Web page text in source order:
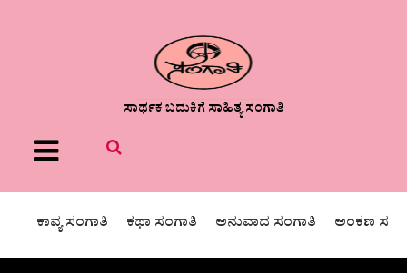
ಸಾರ್ಥಕ ಬದುಕಿಗೆ ಸಾಹಿತ್ಯ ಸಂಗಾತಿ
Menu
ಕಾವ್ಯ ಸಂಗಾತಿ ಕಥಾ ಸಂಗಾತಿ ಅನುವಾದ ಸಂಗಾತಿ ಅಂಕಣ